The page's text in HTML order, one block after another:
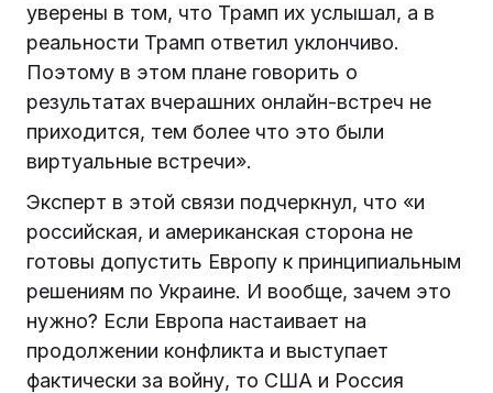
уверены в том, что Трамп их услышал, а в
реальности Трамп ответил уклончиво.
Поэтому в этом плане говорить о
результатах вчерашних онлайн-встреч не
приходится, тем более что это были
виртуальные встречи».
Эксперт в этой связи подчеркнул, что «и
российская, и американская сторона не
готовы допустить Европу к принципиальным
решениям по Украине. И вообще, зачем это
нужно? Если Европа настаивает на
продолжении конфликта и выступает
фактически за войну, то США и Россия